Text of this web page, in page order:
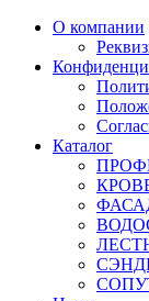
О компании
Каталог